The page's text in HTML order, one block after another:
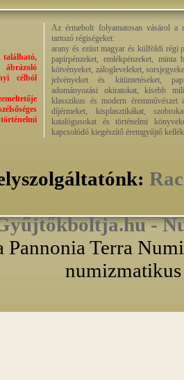
található,
célból
Az érmebolt folyamatosan vásárol a
tartozó régiségeket:
arany és ezüst magyar és külföldi régi
papírpénzeket, emlékpénzeket, minta
kötvényeket, zálogleveleket,
jelvényeket és kitüntetéseket,
adományozási okiratokat, kisebb
klasszikus és modern éremművészet
díjérmeket, kisplasztikákat,
katalógusokat és történelmi
kapcsolódó kiegészítő éremgyűjtő
-
Pannonia Terra
numizmatikus